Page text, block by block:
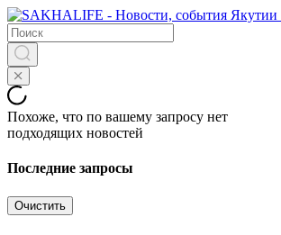
Похоже, что по вашему запросу нет
подходящих новостей
Последние запросы
Очистить